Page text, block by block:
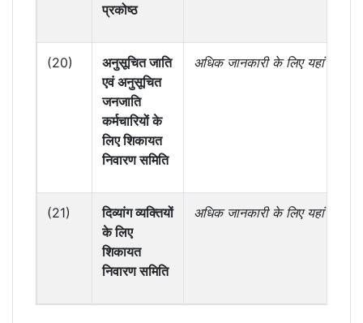
प्रकोष्ठ
(20)
अनुसूचित जाति
एवं अनुसूचित
जनजाति
कर्मचारियों के
लिए शिकायत
निवारण समिति
अधिक जानकारी के लिए यहां
(21)
दिव्यांग व्यक्तियों
के लिए
शिकायत
निवारण समिति
अधिक जानकारी के लिए यहां